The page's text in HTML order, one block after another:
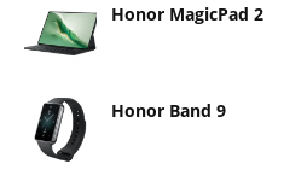
Honor MagicPad 2
Honor Band 9